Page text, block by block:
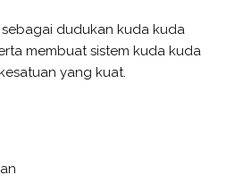
dudukan kuda kuda
membuat sistem kuda kuda
yang kuat.